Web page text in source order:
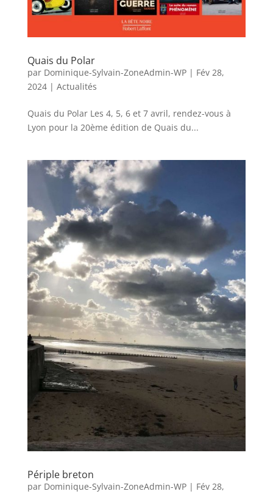
Quais du Polar
par Dominique-Sylvain-ZoneAdmin-WP| Fév 28,
2024| Actualités
Quais du Polar Les 4, 5, 6 et 7 avril, rendez-vous à
Lyon pour la 20ème édition de Quais du...
Périple breton
par Dominique-Sylvain-ZoneAdmin-WP| Fév 28,